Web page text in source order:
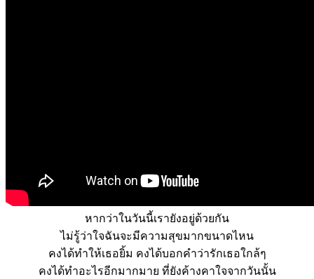
หากว่าในวันนี้เรายังอยู่ด้วยกัน
ไม่รู้ว่าใจฉันจะมีความสุขมากขนาดไหน
คงได้ทำให้เธอยิ้ม คงได้บอกคำว่ารักเธอใกล้ๆ
คงได้ทำอะไรอีกมากมาย ที่ยังค้างคาใจจากวันนั้น